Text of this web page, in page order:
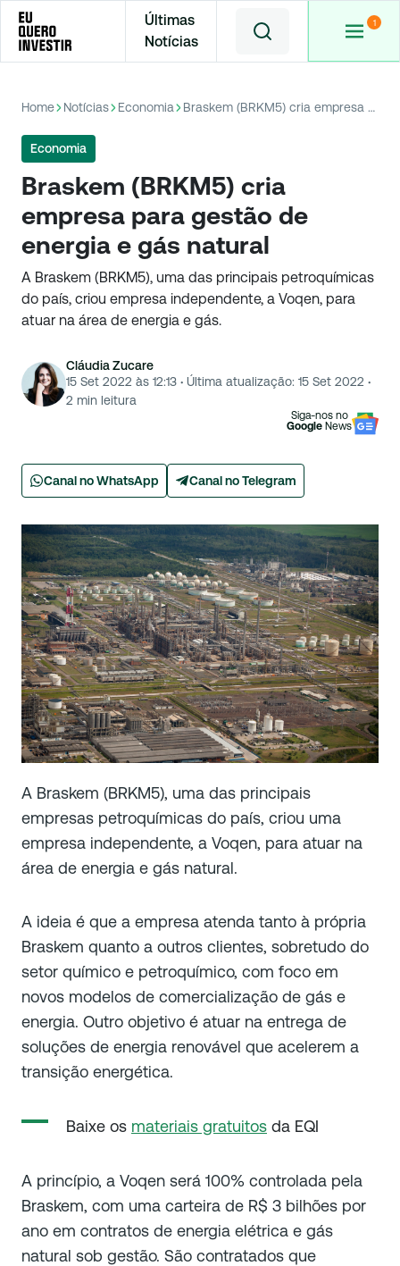
Últimas
Notícias
Home Notícias Economia Braskem (BRKM5) cria empresa para gestão de energia e gás natural
Economia
Braskem (BRKM5) cria
empresa para gestão de
energia e gás natural
A Braskem (BRKM5), uma das principais petroquímicas
do país, criou empresa independente, a Voqen, para
atuar na área de energia e gás.
Cláudia Zucare
15 Set 2022 às 12:13 · Última atualização: 15 Set 2022 ·
2 min leitura
Siga-nos no
Google News
Canal no WhatsApp Canal no Telegram
A Braskem (BRKM5), uma das principais
empresas petroquímicas do país, criou uma
empresa independente, a Voqen, para atuar na
área de energia e gás natural.
A ideia é que a empresa atenda tanto à própria
Braskem quanto a outros clientes, sobretudo do
setor químico e petroquímico, com foco em
novos modelos de comercialização de gás e
energia. Outro objetivo é atuar na entrega de
soluções de energia renovável que acelerem a
transição energética.
Baixe os materiais gratuitos da EQI
A princípio, a Voqen será 100% controlada pela
Braskem, com uma carteira de R$ 3 bilhões por
ano em contratos de energia elétrica e gás
natural sob gestão. São contratados que